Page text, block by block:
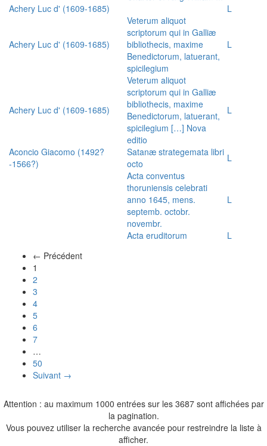
Achery Luc d' (1609-1685) L
Achery Luc d' (1609-1685)
Veterum aliquot
scriptorum qui in Galliæ
bibliothecis, maxime
Benedictorum, latuerant,
spicilegium
L
Achery Luc d' (1609-1685)
Veterum aliquot
scriptorum qui in Galliæ
bibliothecis, maxime
Benedictorum, latuerant,
spicilegium […] Nova
editio
L
Aconcio Giacomo (1492?
-1566?)
Satanæ strategemata libri
octo
L
Acta conventus
thoruniensis celebrati
anno 1645, mens.
septemb. octobr.
novembr.
L
Acta eruditorum
L
← Précédent
1
2
3
4
5
6
7
…
50
Suivant →
Attention : au maximum 1000 entrées sur les 3687 sont affichées par
la pagination.
Vous pouvez utiliser la recherche avancée pour restreindre la liste à
afficher.